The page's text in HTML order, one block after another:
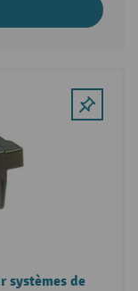
systèmes de